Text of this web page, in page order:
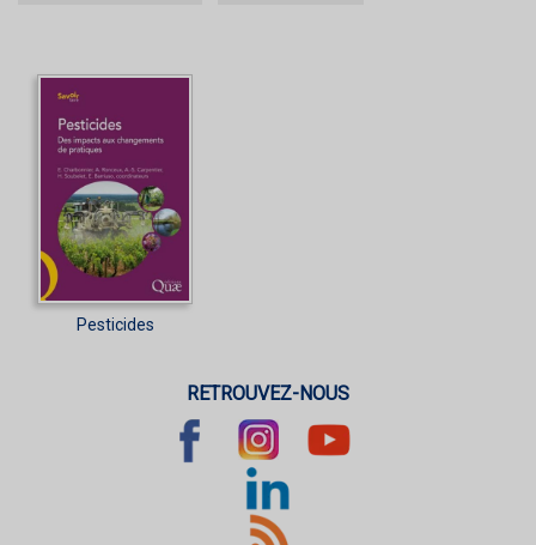
Pesticides
RETROUVEZ-NOUS